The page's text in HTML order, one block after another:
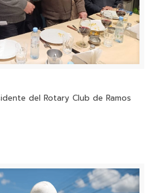
del Rotary Club de Ramos